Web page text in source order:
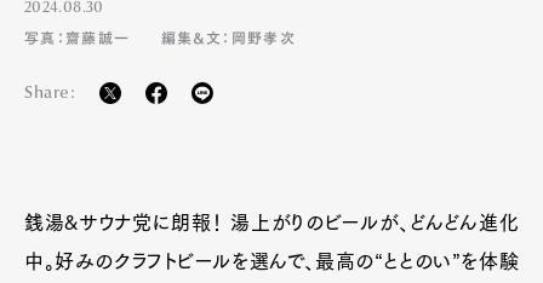
2024.08.30
写真：齋藤誠一
編集&文：岡野孝次
Share:
銭湯&サウナ党に朗報！ 湯上がりのビールが、どんどん進化
中。好みのクラフトビールを選んで、最高の“ととのい”を体験